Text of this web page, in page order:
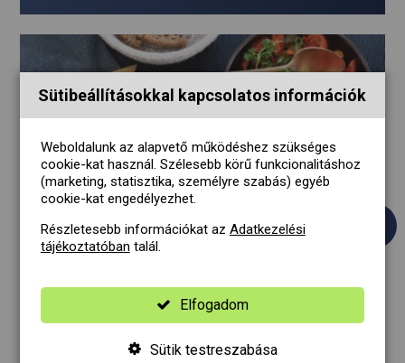
Sült csirkemáj humusszal és
Sütibeállításokkal kapcsolatos információk
Weboldalunk az alapvető működéshez szükséges
cookie-kat használ. Szélesebb körű funkcionalitáshoz
(marketing, statisztika, személyre szabás) egyéb
cookie-kat engedélyezhet.
Részletesebb információkat az Adatkezelési
tájékoztatóban talál.
Sütik testreszabása
Elfogadom